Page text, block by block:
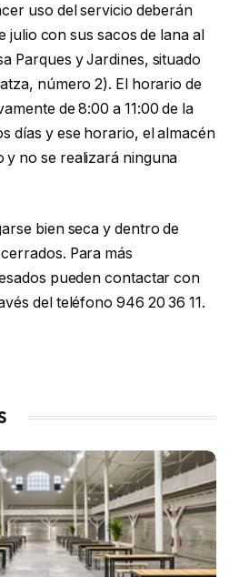
uso del servicio deberán
julio con sus sacos de lana al
Parques y Jardines, situado
número 2). El horario de
de 8:00 a 11:00 de la
días y ese horario, el almacén
no se realizará ninguna
bien seca y dentro de
Para más
pueden contactar con
del teléfono 946 20 36 11.